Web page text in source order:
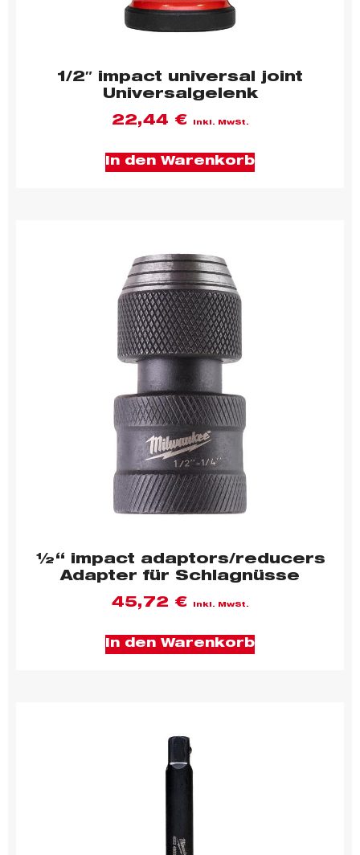
1/2″ impact universal joint
Universalgelenk
22,44 € inkl. MwSt.
In den Warenkorb
½“ impact adaptors/reducers
Adapter für Schlagnüsse
45,72 € inkl. MwSt.
In den Warenkorb